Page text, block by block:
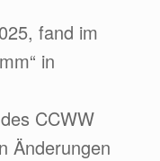
fand im
in
CCWW
Änderungen